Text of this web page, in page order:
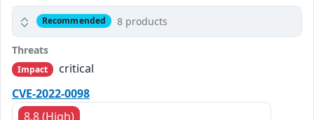
Recommended 8 products
Threats
Impact
critical
CVE-2022-0098
8.8 (High)